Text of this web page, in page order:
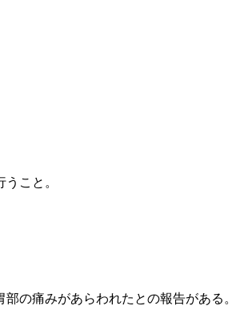
の痛みがあらわれたとの報告がある。
こと。